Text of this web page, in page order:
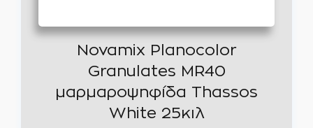
Novamix Planocolor
Granulates MR40
μαρμαροψηφίδα Thassos
White 25κιλ